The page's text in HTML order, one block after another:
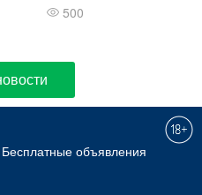
500
Бесплатные объявления